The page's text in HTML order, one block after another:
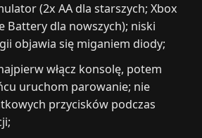
(2x AA dla starszych; Xbox
Battery dla nowszych); niski
objawia się miganiem diody;
włącz konsolę, potem
uruchom parowanie; nie
przycisków podczas